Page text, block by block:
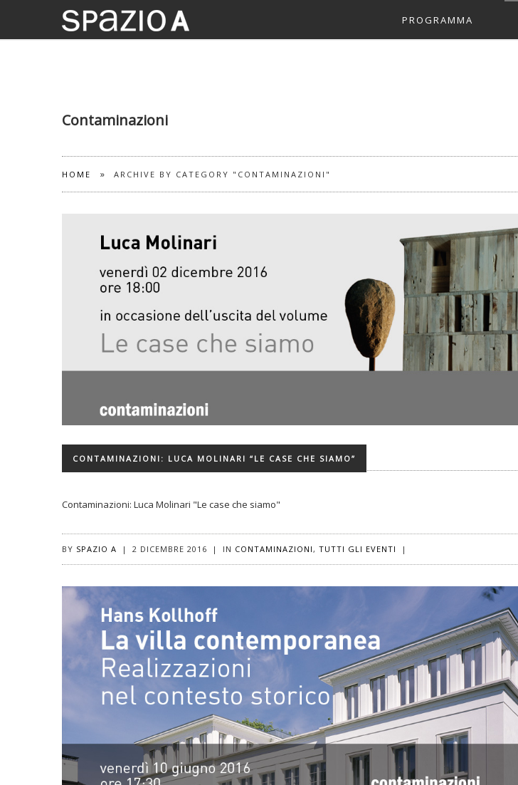
PROGRAMMA
Contaminazioni
HOME » ARCHIVE BY CATEGORY "CONTAMINAZIONI"
CONTAMINAZIONI: LUCA MOLINARI “LE CASE CHE SIAMO”
Contaminazioni: Luca Molinari "Le case che siamo"
BY SPAZIO A | 2 DICEMBRE 2016 | IN CONTAMINAZIONI, TUTTI GLI EVENTI |